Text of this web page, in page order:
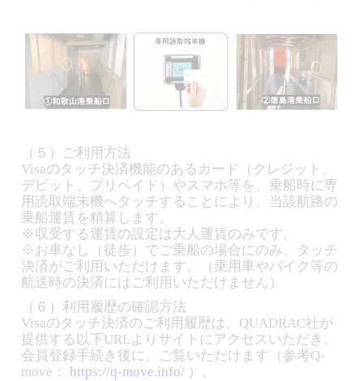
（５）ご利用方法
Visaのタッチ決済機能のあるカード（クレジット、
デビット、プリペイド）やスマホ等を、乗船時に専
用読取端末機へタッチすることにより、当該航路の
乗船運賃を精算します。
※収受する運賃の設定は大人運賃のみです。
※お車なし（徒歩）でご乗船の場合にのみ、タッチ
決済がご利用いただけます。（乗用車やバイク等の
航送時の決済にはご利用いただけません）
（６）利用履歴の確認方法
Visaのタッチ決済のご利用履歴は、QUADRAC社が
提供する以下URLよりサイトにアクセスいただき、
会員登録手続き後に、ご覧いただけます（参考Q-
move：https://q-move.info/ ）。